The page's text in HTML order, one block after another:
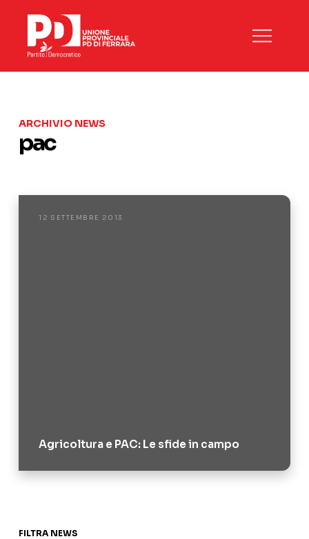
ARCHIVIO NEWS
pac
12 SETTEMBRE 2013
Agricoltura e PAC: Le sfide in campo
FILTRA NEWS